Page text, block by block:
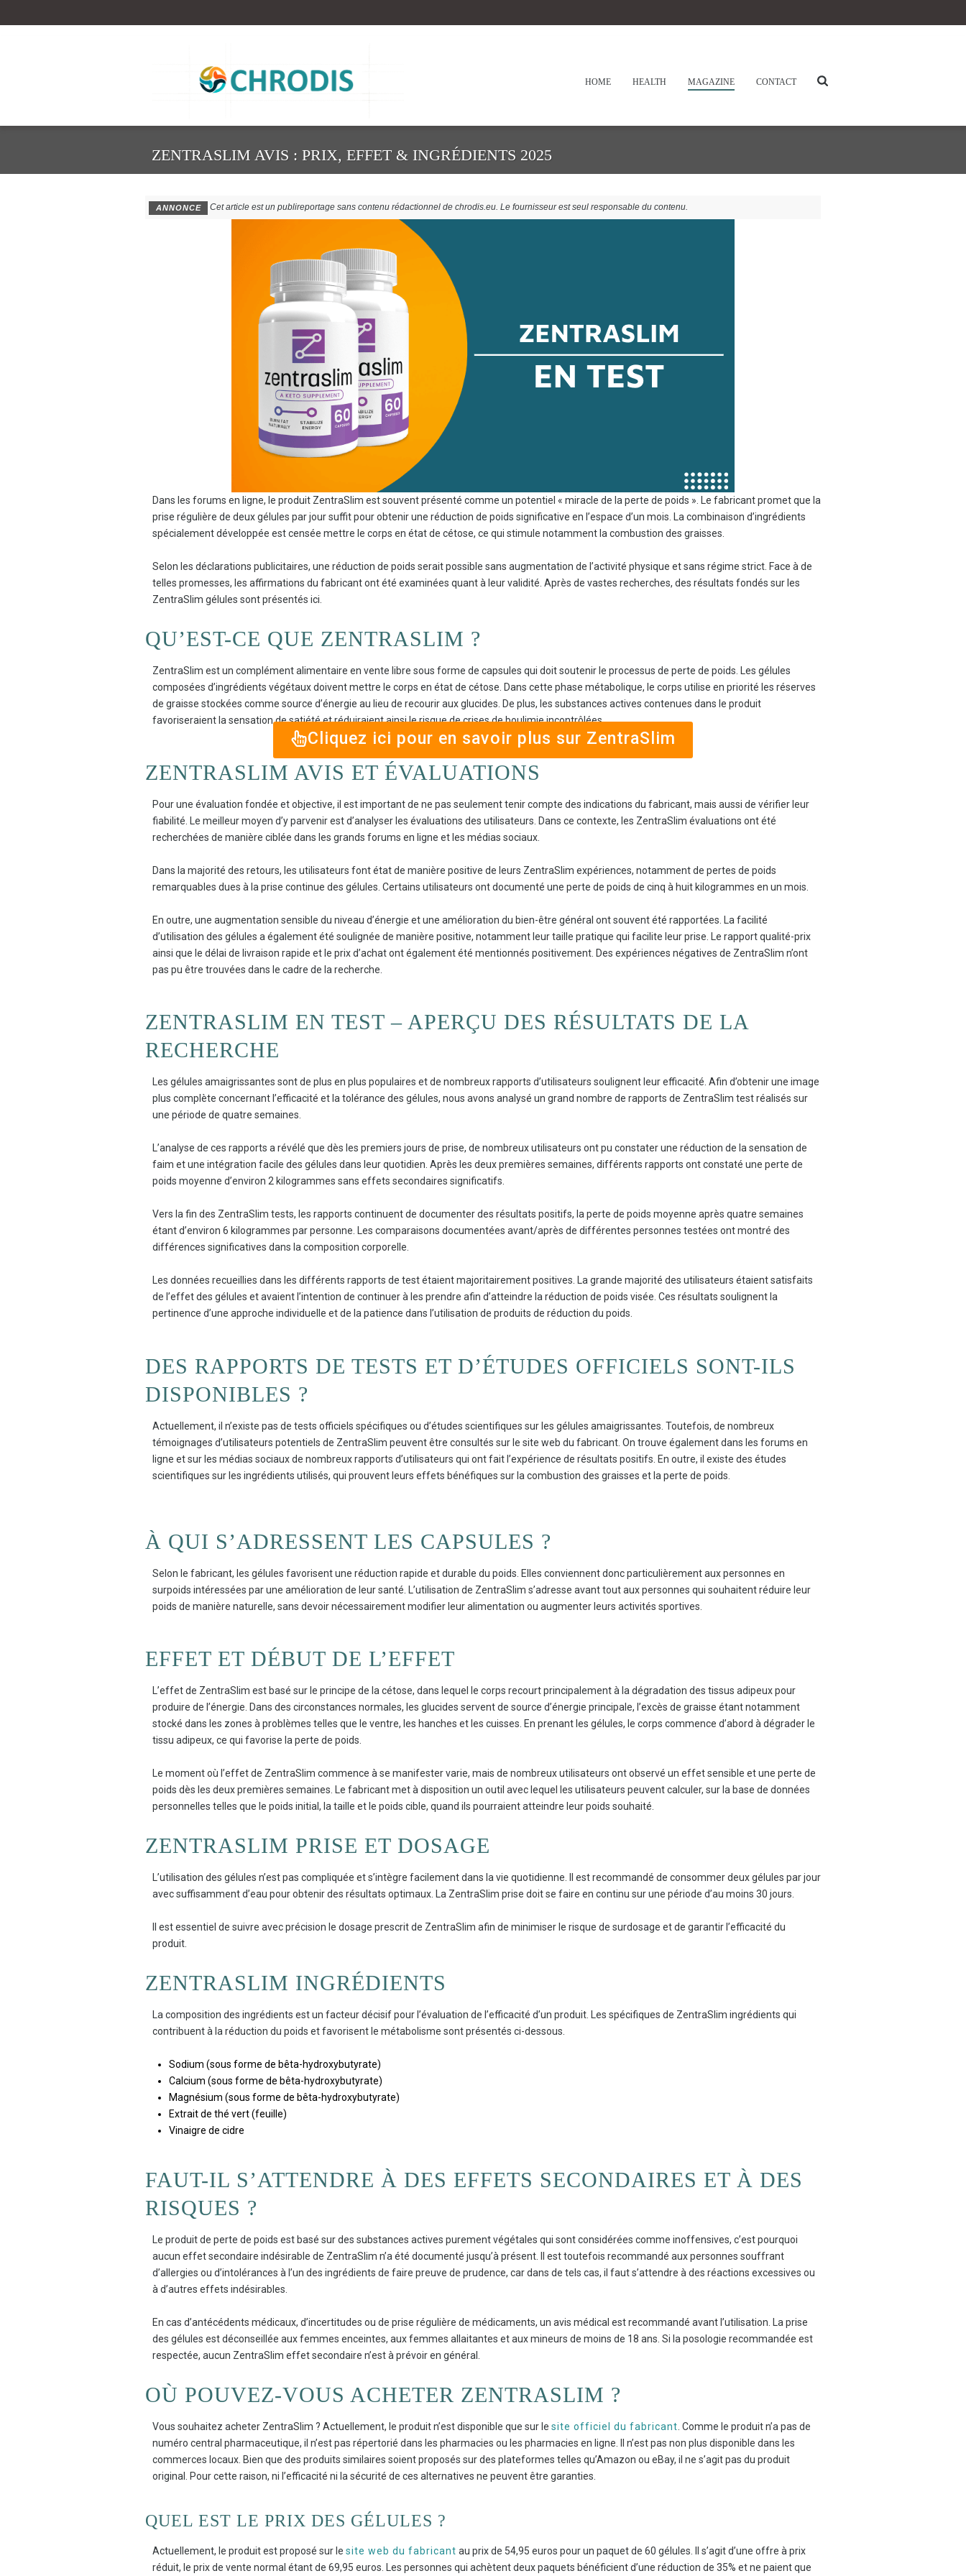
HOME HEALTH MAGAZINE CONTACT
ZENTRASLIM AVIS : PRIX, EFFET & INGRÉDIENTS 2025
ANNONCE Cet article est un publireportage sans contenu rédactionnel de chrodis.eu. Le fournisseur est seul responsable du contenu.
Dans les forums en ligne, le produit ZentraSlim est souvent présenté comme un potentiel « miracle de la perte de poids ». Le fabricant promet que la
prise régulière de deux gélules par jour suffit pour obtenir une réduction de poids significative en l’espace d’un mois. La combinaison d’ingrédients
spécialement développée est censée mettre le corps en état de cétose, ce qui stimule notamment la combustion des graisses.
Selon les déclarations publicitaires, une réduction de poids serait possible sans augmentation de l’activité physique et sans régime strict. Face à de
telles promesses, les affirmations du fabricant ont été examinées quant à leur validité. Après de vastes recherches, des résultats fondés sur les
ZentraSlim gélules sont présentés ici.
QU’EST-CE QUE ZENTRASLIM ?
ZentraSlim est un complément alimentaire en vente libre sous forme de capsules qui doit soutenir le processus de perte de poids. Les gélules
composées d’ingrédients végétaux doivent mettre le corps en état de cétose. Dans cette phase métabolique, le corps utilise en priorité les réserves
de graisse stockées comme source d’énergie au lieu de recourir aux glucides. De plus, les substances actives contenues dans le produit
favoriseraient la sensation de satiété et réduiraient ainsi le risque de crises de boulimie incontrôlées.
Cliquez ici pour en savoir plus sur ZentraSlim
ZENTRASLIM AVIS ET ÉVALUATIONS
Pour une évaluation fondée et objective, il est important de ne pas seulement tenir compte des indications du fabricant, mais aussi de vérifier leur
fiabilité. Le meilleur moyen d’y parvenir est d’analyser les évaluations des utilisateurs. Dans ce contexte, les ZentraSlim évaluations ont été
recherchées de manière ciblée dans les grands forums en ligne et les médias sociaux.
Dans la majorité des retours, les utilisateurs font état de manière positive de leurs ZentraSlim expériences, notamment de pertes de poids
remarquables dues à la prise continue des gélules. Certains utilisateurs ont documenté une perte de poids de cinq à huit kilogrammes en un mois.
En outre, une augmentation sensible du niveau d’énergie et une amélioration du bien-être général ont souvent été rapportées. La facilité
d’utilisation des gélules a également été soulignée de manière positive, notamment leur taille pratique qui facilite leur prise. Le rapport qualité-prix
ainsi que le délai de livraison rapide et le prix d’achat ont également été mentionnés positivement. Des expériences négatives de ZentraSlim n’ont
pas pu être trouvées dans le cadre de la recherche.
ZENTRASLIM EN TEST – APERÇU DES RÉSULTATS DE LA
RECHERCHE
Les gélules amaigrissantes sont de plus en plus populaires et de nombreux rapports d’utilisateurs soulignent leur efficacité. Afin d’obtenir une image
plus complète concernant l’efficacité et la tolérance des gélules, nous avons analysé un grand nombre de rapports de ZentraSlim test réalisés sur
une période de quatre semaines.
L’analyse de ces rapports a révélé que dès les premiers jours de prise, de nombreux utilisateurs ont pu constater une réduction de la sensation de
faim et une intégration facile des gélules dans leur quotidien. Après les deux premières semaines, différents rapports ont constaté une perte de
poids moyenne d’environ 2 kilogrammes sans effets secondaires significatifs.
Vers la fin des ZentraSlim tests, les rapports continuent de documenter des résultats positifs, la perte de poids moyenne après quatre semaines
étant d’environ 6 kilogrammes par personne. Les comparaisons documentées avant/après de différentes personnes testées ont montré des
différences significatives dans la composition corporelle.
Les données recueillies dans les différents rapports de test étaient majoritairement positives. La grande majorité des utilisateurs étaient satisfaits
de l’effet des gélules et avaient l’intention de continuer à les prendre afin d’atteindre la réduction de poids visée. Ces résultats soulignent la
pertinence d’une approche individuelle et de la patience dans l’utilisation de produits de réduction du poids.
DES RAPPORTS DE TESTS ET D’ÉTUDES OFFICIELS SONT-ILS
DISPONIBLES ?
Actuellement, il n’existe pas de tests officiels spécifiques ou d’études scientifiques sur les gélules amaigrissantes. Toutefois, de nombreux
témoignages d’utilisateurs potentiels de ZentraSlim peuvent être consultés sur le site web du fabricant. On trouve également dans les forums en
ligne et sur les médias sociaux de nombreux rapports d’utilisateurs qui ont fait l’expérience de résultats positifs. En outre, il existe des études
scientifiques sur les ingrédients utilisés, qui prouvent leurs effets bénéfiques sur la combustion des graisses et la perte de poids.
À QUI S’ADRESSENT LES CAPSULES ?
Selon le fabricant, les gélules favorisent une réduction rapide et durable du poids. Elles conviennent donc particulièrement aux personnes en
surpoids intéressées par une amélioration de leur santé. L’utilisation de ZentraSlim s’adresse avant tout aux personnes qui souhaitent réduire leur
poids de manière naturelle, sans devoir nécessairement modifier leur alimentation ou augmenter leurs activités sportives.
EFFET ET DÉBUT DE L’EFFET
L’effet de ZentraSlim est basé sur le principe de la cétose, dans lequel le corps recourt principalement à la dégradation des tissus adipeux pour
produire de l’énergie. Dans des circonstances normales, les glucides servent de source d’énergie principale, l’excès de graisse étant notamment
stocké dans les zones à problèmes telles que le ventre, les hanches et les cuisses. En prenant les gélules, le corps commence d’abord à dégrader le
tissu adipeux, ce qui favorise la perte de poids.
Le moment où l’effet de ZentraSlim commence à se manifester varie, mais de nombreux utilisateurs ont observé un effet sensible et une perte de
poids dès les deux premières semaines. Le fabricant met à disposition un outil avec lequel les utilisateurs peuvent calculer, sur la base de données
personnelles telles que le poids initial, la taille et le poids cible, quand ils pourraient atteindre leur poids souhaité.
ZENTRASLIM PRISE ET DOSAGE
L’utilisation des gélules n’est pas compliquée et s’intègre facilement dans la vie quotidienne. Il est recommandé de consommer deux gélules par jour
avec suffisamment d’eau pour obtenir des résultats optimaux. La ZentraSlim prise doit se faire en continu sur une période d’au moins 30 jours.
Il est essentiel de suivre avec précision le dosage prescrit de ZentraSlim afin de minimiser le risque de surdosage et de garantir l’efficacité du
produit.
ZENTRASLIM INGRÉDIENTS
La composition des ingrédients est un facteur décisif pour l’évaluation de l’efficacité d’un produit. Les spécifiques de ZentraSlim ingrédients qui
contribuent à la réduction du poids et favorisent le métabolisme sont présentés ci-dessous.
Sodium (sous forme de bêta-hydroxybutyrate)
Calcium (sous forme de bêta-hydroxybutyrate)
Magnésium (sous forme de bêta-hydroxybutyrate)
Extrait de thé vert (feuille)
Vinaigre de cidre
FAUT-IL S’ATTENDRE À DES EFFETS SECONDAIRES ET À DES
RISQUES ?
Le produit de perte de poids est basé sur des substances actives purement végétales qui sont considérées comme inoffensives, c’est pourquoi
aucun effet secondaire indésirable de ZentraSlim n’a été documenté jusqu’à présent. Il est toutefois recommandé aux personnes souffrant
d’allergies ou d’intolérances à l’un des ingrédients de faire preuve de prudence, car dans de tels cas, il faut s’attendre à des réactions excessives ou
à d’autres effets indésirables.
En cas d’antécédents médicaux, d’incertitudes ou de prise régulière de médicaments, un avis médical est recommandé avant l’utilisation. La prise
des gélules est déconseillée aux femmes enceintes, aux femmes allaitantes et aux mineurs de moins de 18 ans. Si la posologie recommandée est
respectée, aucun ZentraSlim effet secondaire n’est à prévoir en général.
OÙ POUVEZ-VOUS ACHETER ZENTRASLIM ?
Vous souhaitez acheter ZentraSlim ? Actuellement, le produit n’est disponible que sur le site officiel du fabricant . Comme le produit n’a pas de
numéro central pharmaceutique, il n’est pas répertorié dans les pharmacies ou les pharmacies en ligne. Il n’est pas non plus disponible dans les
commerces locaux. Bien que des produits similaires soient proposés sur des plateformes telles qu’Amazon ou eBay, il ne s’agit pas du produit
original. Pour cette raison, ni l’efficacité ni la sécurité de ces alternatives ne peuvent être garanties.
QUEL EST LE PRIX DES GÉLULES ?
Actuellement, le produit est proposé sur le site web du fabricant au prix de 54,95 euros pour un paquet de 60 gélules. Il s’agit d’une offre à prix
réduit, le prix de vente normal étant de 69,95 euros. Les personnes qui achètent deux paquets bénéficient d’une réduction de 35% et ne paient que